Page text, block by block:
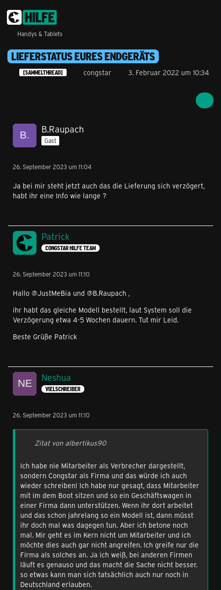
Handys & Tablets
LIEFERSTATUS EURES ENDGERÄTS
[SAMMELTHREAD] congstar 3. Februar 2022 um 10:34
B.Raupach
Gast
26. September 2023 um 11:04
Ja bei mir steht jetzt auch das die Lieferung sich verzögert,
habt ihr eine Info wie lange ?
Patrick
CONGSTAR HILFE TEAM
26. September 2023 um 11:10
Hallo @JustMeBia und @B.Raupach ,
ihr habt das gleiche Modell bestellt, laut System soll die
Verzögerung etwa 4-5 Wochen dauern. Tut mir Leid.
Beste Grüße Patrick
Neshua
VIELSCHREIBER
26. September 2023 um 11:10
Zitat von albertikus90
Ich habe nie Mitarbeiter als Verbrecher dargestellt,
sondern Congstar als Firma und das würde ich auch
wieder schreiben! Ich habe nur gesagt, dass Mitarbeiter
mit im dem Boot sitzen und so ein Geschäftswagen in
einer Firma dann unterstützen. Wenn ihr dort arbeitet
und das schon jahrelang so ein Modell ist, dann müsst
ihr doch mal was dagegen tun. Aber ich betone noch
mal. Mir geht es im Kern nicht um Mitarbeiter und ich
möchte dies auch gar nicht angreifen. Ich greife nur die
Firma als solches an. Ja ich weiß, bei anderen Firmen
läuft es genauso und das macht die Sache nicht besser.
so etwas kann man sich tatsächlich auch nur noch in
Deutschland erlauben.